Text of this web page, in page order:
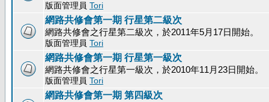
版面管理員 Tori
網路共修會第一期 行星第二級次
網路共修會之行星第二級次，於2011年5月17日開始。
版面管理員 Tori
網路共修會第一期 行星第一級次
網路共修會之行星第一級次，於2010年11月23日開始。
版面管理員 Tori
網路共修會第一期 第四級次